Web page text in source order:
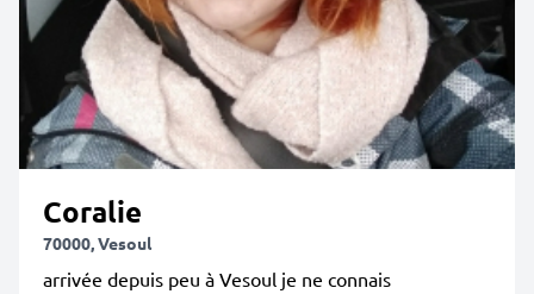
Coralie
70000, Vesoul
arrivée depuis peu à Vesoul je ne connais